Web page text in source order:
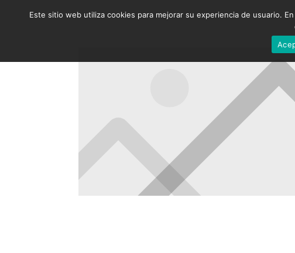
Este sitio web utiliza cookies para mejorar su experiencia de usuario.